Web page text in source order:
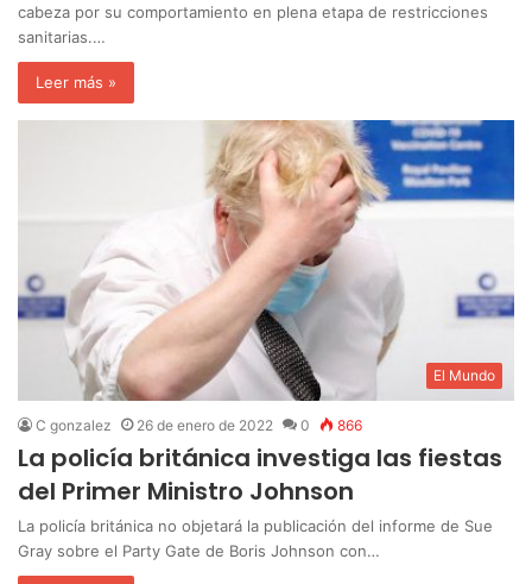
cabeza por su comportamiento en plena etapa de restricciones
sanitarias.…
Leer más »
El Mundo
C gonzalez 26 de enero de 2022 0 866
La policía británica investiga las fiestas
del Primer Ministro Johnson
La policía británica no objetará la publicación del informe de Sue
Gray sobre el Party Gate de Boris Johnson con…